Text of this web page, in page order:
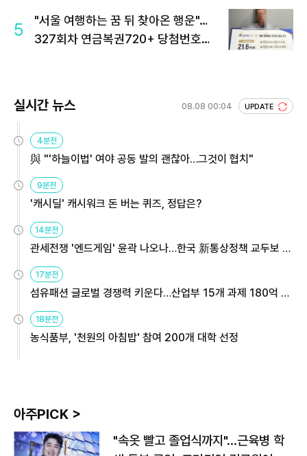
5
"서울 여행하는 꿈 뒤 찾아온 행운"…
327회차 연금복권720+ 당첨번호조
실시간 뉴스 08.08 00:04 UPDATE
4분전
與 "'하늘이법' 여야 공동 발의 괜찮아…그것이 협치"
9분전
'캐시딜' 캐시워크 돈 버는 퀴즈, 정답은?
14분전
관세전쟁 '엔드게임' 윤곽 나오나…한국 新통상정책 교두보 활
용해야
17분전
섬유패션 글로벌 경쟁력 키운다…산업부 15개 과제 180억 지
원
18분전
농식품부, '천원의 아침밥' 참여 200개 대학 선정
아주PICK >
"속옷 빨고 졸업식까지"…근육병 학